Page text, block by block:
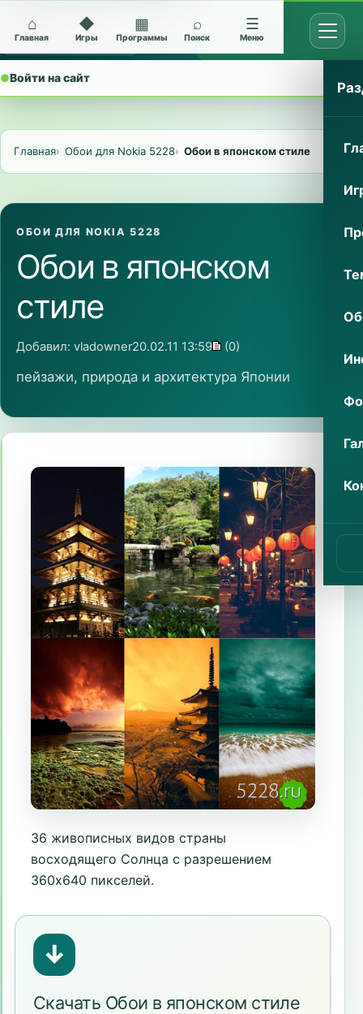
Архив Nokia 5228
●Войти на сайт
⌂
Главная
◆
Игры
▦
Программы
⌕
Поиск
☰
Меню
Главная Обои для Nokia 5228 Обои в японском стиле
ОБОИ ДЛЯ NOKIA 5228
Обои в японском
стиле
Добавил: vladowner20.02.11 13:59 (0)
пейзажи, природа и архитектура Японии
36 живописных видов страны
восходящего Солнца с разрешением
360х640 пикселей.
↓
Скачать Обои в японском стиле